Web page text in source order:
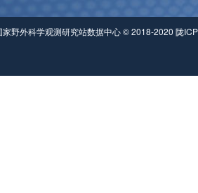
野外科学观测研究站数据中心 © 2018-2020 陇